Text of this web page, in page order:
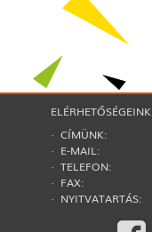
ELÉRHETŐSÉGEINK
· CÍMÜNK:
· E-MAIL:
· TELEFON:
· FAX:
· NYITVATARTÁS: